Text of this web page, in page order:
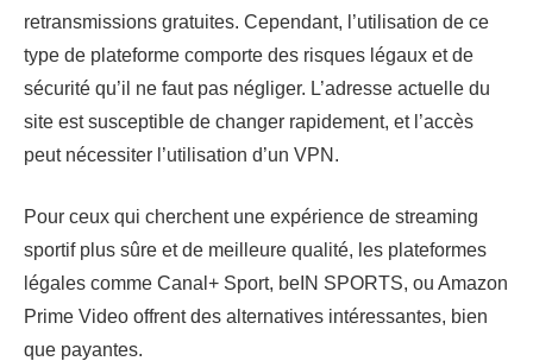
retransmissions gratuites. Cependant, l’utilisation de ce
type de plateforme comporte des risques légaux et de
sécurité qu’il ne faut pas négliger. L’adresse actuelle du
site est susceptible de changer rapidement, et l’accès
peut nécessiter l’utilisation d’un VPN.
Pour ceux qui cherchent une expérience de streaming
sportif plus sûre et de meilleure qualité, les plateformes
légales comme Canal+ Sport, beIN SPORTS, ou Amazon
Prime Video offrent des alternatives intéressantes, bien
que payantes.